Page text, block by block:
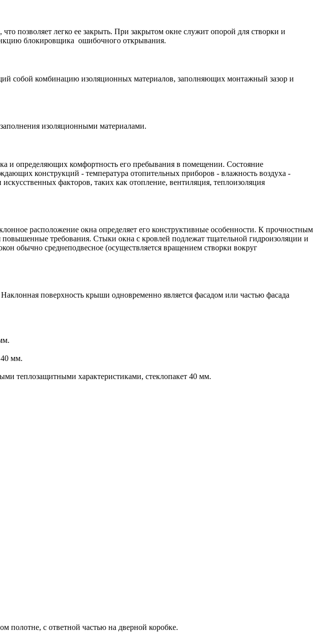
позволяет легко ее закрыть. При закрытом окне служит опорой для створки и
блокировщика ошибочного открывания.
собой комбинацию изоляционных материалов, заполняющих монтажный зазор и
изоляционными материалами.
и определяющих комфортность его пребывания в помещении. Состояние
конструкций - температура отопительных приборов - влажность воздуха -
факторов, таких как отопление, вентиляция, теплоизоляция
расположение окна определяет его конструктивные особенности. К прочностным
требования. Стыки окна с кровлей подлежат тщательной гидроизоляции и
обычно среднеподвесное (осуществляется вращением створки вокруг
поверхность крыши одновременно является фасадом или частью фасада
40 мм.
теплозащитными характеристиками, стеклопакет 40 мм.
полотне, с ответной частью на дверной коробке.